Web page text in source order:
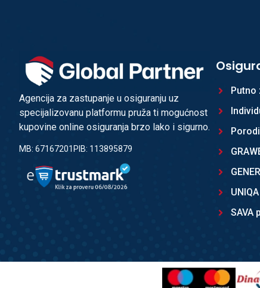
Agencija za zastupanje u osiguranju uz
specijalizovanu platformu pruža ti mogućnost
kupovine online osiguranja brzo lako i sigurno.
MB: 67167201 PIB: 113895879
Putno
SAVA